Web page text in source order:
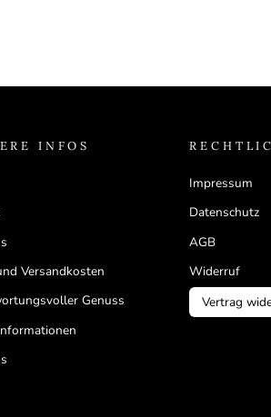
INFOS
Versandkosten
Genuss
Impressum
Datenschutz
AGB
Widerruf
Vertrag